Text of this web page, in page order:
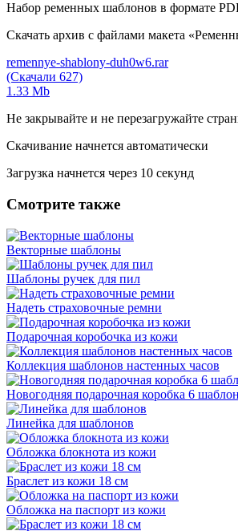
Набор ременных шаблонов в формате
Скачать архив с файлами макета
remennye-shablony-duh0w6.rar
(Скачали 627)
1.33 Mb
Не закрывайте и не перезагружайте
Скачивание начнется автоматически
Загрузка начнется через 10 секунд
Смотрите также
Векторные шаблоны
Шаблоны ручек для пил
Надеть страховочные ремни
Подарочная коробочка из кожи
Коллекция шаблонов настенных часов
Новогодняя подарочная коробка 6
Линейка для шаблонов
Обложка блокнота из кожи
Браслет из кожи 18 см
Обложка на паспорт из кожи